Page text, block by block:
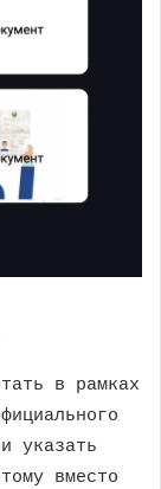
в рамках
указать
вместо